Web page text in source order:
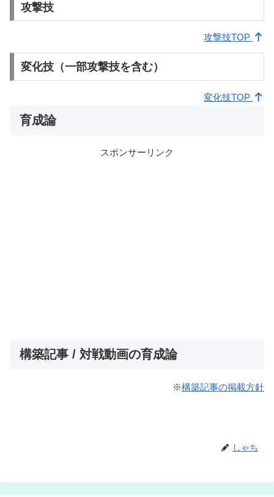
攻撃技
攻撃技TOP
変化技（一部攻撃技を含む）
変化技TOP
育成論
スポンサーリンク
構築記事 / 対戦動画の育成論
※構築記事の掲載方針
しゃち